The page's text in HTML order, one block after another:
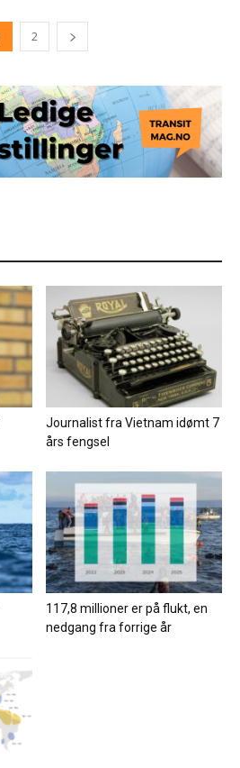
2
Journalist fra Vietnam idømt 7
års fengsel
117,8 millioner er på flukt, en
nedgang fra forrige år